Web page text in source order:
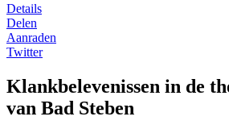
Details
Delen
Aanraden
Twitter
Klankbelevenissen in de
van Bad Steben